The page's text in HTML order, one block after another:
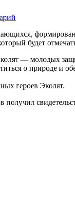
—
защитники
будет
— молодых
о природе и
героев Эколят.